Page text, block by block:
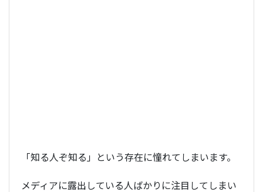
「知る人ぞ知る」という存在に憧れてしまいます。
メディアに露出している人ばかりに注目してしまい